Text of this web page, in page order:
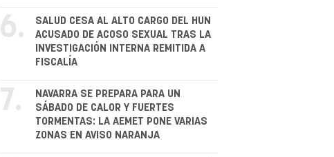
6.
SALUD CESA AL ALTO CARGO DEL HUN
ACUSADO DE ACOSO SEXUAL TRAS LA
INVESTIGACIÓN INTERNA REMITIDA A
FISCALÍA
7.
NAVARRA SE PREPARA PARA UN
SÁBADO DE CALOR Y FUERTES
TORMENTAS: LA AEMET PONE VARIAS
ZONAS EN AVISO NARANJA